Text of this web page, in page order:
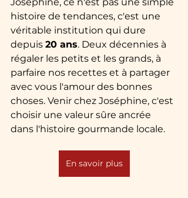
histoire de tendances, c'est une
véritable institution qui dure
depuis 20 ans. Deux décennies à
régaler les petits et les grands, à
parfaire nos recettes et à partager
avec vous l'amour des bonnes
choses. Venir chez Joséphine, c'est
choisir une valeur sûre ancrée
dans l'histoire gourmande locale.
En savoir plus